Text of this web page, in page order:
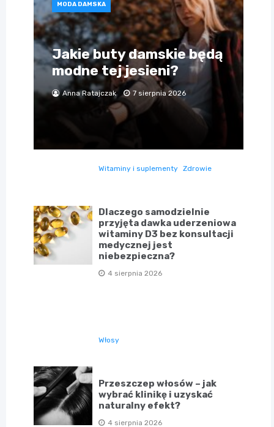
MODA DAMSKA
Jakie buty damskie będą
modne tej jesieni?
Anna Ratajczak 7 sierpnia 2026
Witaminy i suplementy Zdrowie
Dlaczego samodzielnie
przyjęta dawka uderzeniowa
witaminy D3 bez konsultacji
medycznej jest
niebezpieczna?
4 sierpnia 2026
Włosy
Przeszczep włosów – jak
wybrać klinikę i uzyskać
naturalny efekt?
4 sierpnia 2026